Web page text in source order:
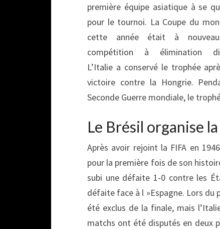
première équipe asiatique à se
pour le tournoi. La Coupe du
cette année était à
compétition à élimination
L’Italie a conservé le trophée
victoire contre la Hongrie.
Seconde Guerre mondiale, le
Le Brésil organise
Après avoir rejoint la FIFA en
pour la première fois de son
subi une défaite 1-0 contre les
défaite face à l »Espagne. Lors du
été exclus de la finale, mais
matchs ont été disputés en deux